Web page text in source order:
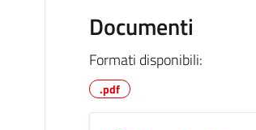
Documenti
Formati disponibili:
.pdf